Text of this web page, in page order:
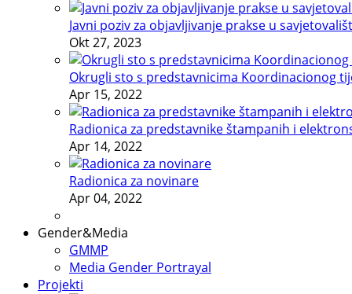
Javni poziv za objavljivanje prakse u
Okt 27, 2023
Okrugli sto s predstavnicima Koordinacionog
Apr 15, 2022
Radionica za predstavnike štampanih i
Apr 14, 2022
Radionica za novinare
Apr 04, 2022
Gender&Media
GMMP
Media Gender Portrayal
Projekti